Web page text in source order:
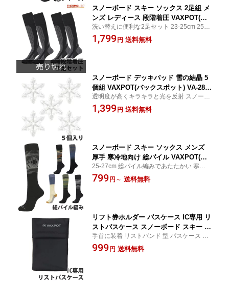
スノーボード スキー ソックス 2足組 メ
ンズ レディース 段階着圧 VAXPOT(バ
ックスポット) VA-1790 ハイソックス 2
足セット 靴下 くつした 高機能 ソック
洗い替えに便利な2足セット 23-25cm 25-2
7cm 27-29cm 段階着圧設計 スキー スノー
ボード だけでなく マラソン ジョギング ラ
1,799円 送料無料
スノーボード デッキパッド 雪の結晶 5
個組 VAXPOT(バックスポット) VA-2813
5個セット スノボ デッキパッド スノー
ボード 滑り止め スノボ 滑り止め デッ
透明度が高くキラキラと光を反射 スノーボ
ード のデコレーションにも ブーツ や ビン
ディング の位置にあわせて デッキパッド
1,399円 送料無料
スノーボード スキー ソックス メンズ
厚手 寒冷地向け 総パイル VAXPOT(バ
ックスポット) VA-1780 ハイソックス 靴
下 くつした 高機能 ソックス ウール パ
25-27cm 総パイル編みであたたかい 寒冷地
仕様 厚手ソックス スキー スノーボード だ
けでなく バイク ツーリング 登山 トレッキ
799円 ～ 送料無料
リフト券ホルダー パスケース IC専用 リ
ストパスケース スノーボード スキー IC
チケット 対応 VAXPOT(バックスポッ
ト) VA-3353 リフト券入れ チケットホル
手首に装着 リストバンド 型 パスケース リ
フト乗り場をスムーズに通過 スノボ パスケ
ース チケット ケース リフト券 リフト 券 ケ
999円 送料無料